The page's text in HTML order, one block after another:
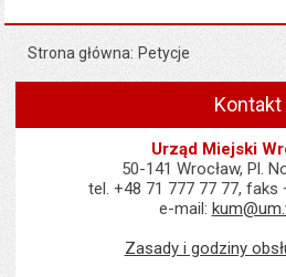
Strona główna Petycje
Kontakt
Urząd Miejski
50-141 Wrocław, Pl.
tel. +48 71 777 77 77, faks
e-mail:
Zasady i godziny